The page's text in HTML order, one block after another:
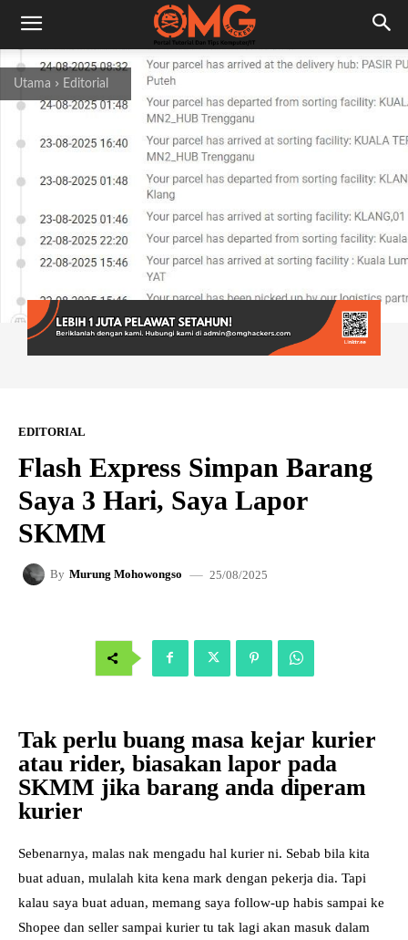
Utama Editorial
EDITORIAL
Flash Express Simpan Barang
Saya 3 Hari, Saya Lapor
SKMM
By Murung Mohowongso 25/08/2025
Tak perlu buang masa kejar kurier
atau rider, biasakan lapor pada
SKMM jika barang anda diperam
kurier
Sebenarnya, malas nak mengadu hal kurier ni. Sebab bila kita
buat aduan, mulalah kita kena mark dengan pekerja dia. Tapi
kalau saya buat aduan, memang saya follow-up habis sampai ke
Shopee dan seller sampai kurier tu tak lagi akan masuk dalam